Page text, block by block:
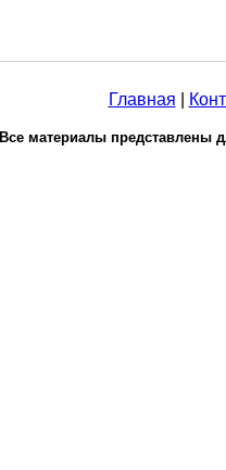
Главная
Все материалы представлены